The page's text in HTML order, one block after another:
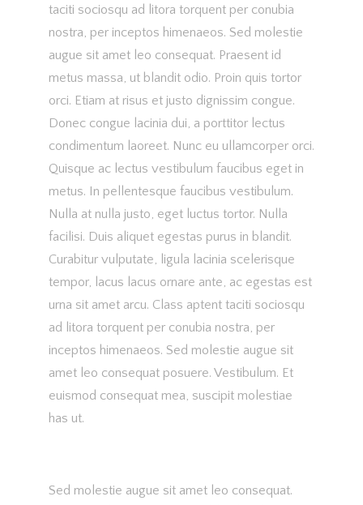
taciti sociosqu ad litora torquent per conubia
nostra, per inceptos himenaeos. Sed molestie
augue sit amet leo consequat. Praesent id
metus massa, ut blandit odio. Proin quis tortor
orci. Etiam at risus et justo dignissim congue.
Donec congue lacinia dui, a porttitor lectus
condimentum laoreet. Nunc eu ullamcorper orci.
Quisque ac lectus vestibulum faucibus eget in
metus. In pellentesque faucibus vestibulum.
Nulla at nulla justo, eget luctus tortor. Nulla
facilisi. Duis aliquet egestas purus in blandit.
Curabitur vulputate, ligula lacinia scelerisque
tempor, lacus lacus ornare ante, ac egestas est
urna sit amet arcu. Class aptent taciti sociosqu
ad litora torquent per conubia nostra, per
inceptos himenaeos. Sed molestie augue sit
amet leo consequat posuere. Vestibulum. Et
euismod consequat mea, suscipit molestiae
has ut.
Sed molestie augue sit amet leo consequat.